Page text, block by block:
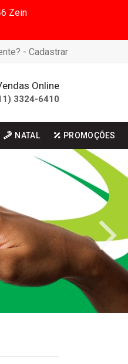
Zein
- Cadastrar
Online
3324-6410
NATAL PROMOÇÕES